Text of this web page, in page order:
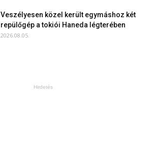
Veszélyesen közel került egymáshoz két
repülőgép a tokiói Haneda légterében
2026.08.05.
Hirdetés